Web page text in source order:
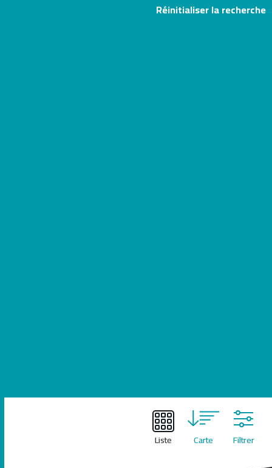
Réinitialiser la recherche
Liste Carte Filtrer